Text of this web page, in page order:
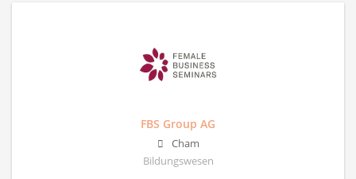
FBS Group AG
Cham
Bildungswesen